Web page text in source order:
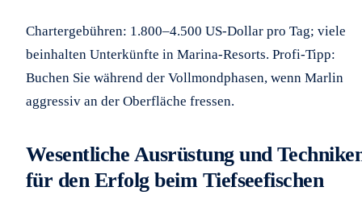
Chartergebühren: 1.800–4.500 US-Dollar pro Tag; viele
beinhalten Unterkünfte in Marina-Resorts. Profi-Tipp:
Buchen Sie während der Vollmondphasen, wenn Marlin
aggressiv an der Oberfläche fressen.
Wesentliche Ausrüstung und
für den Erfolg beim Tiefseefischen